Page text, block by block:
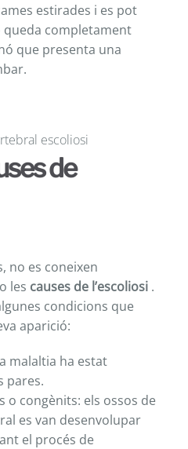
estirades i es pot
completament
que presenta una
de
no es coneixen
les causes de l’escoliosi .
condicions que
aparició:
malaltia ha estat
pares.
o congènits: els ossos de
es van desenvolupar
el procés de